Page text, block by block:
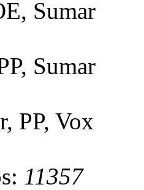
Sumar
Sumar
PP, Vox
11357